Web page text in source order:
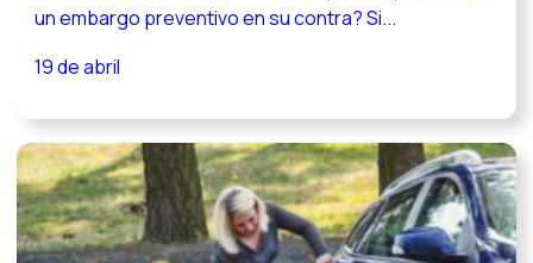
un embargo preventivo en su contra? Si...
19 de abril